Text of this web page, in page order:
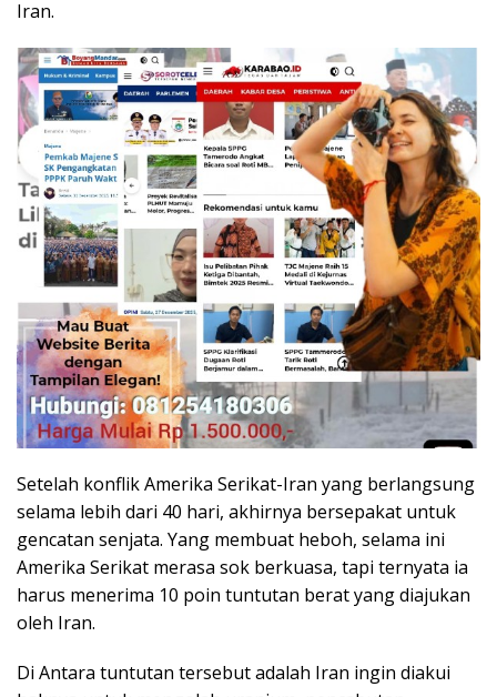
Iran.
Setelah konflik Amerika Serikat-Iran yang berlangsung
selama lebih dari 40 hari, akhirnya bersepakat untuk
gencatan senjata. Yang membuat heboh, selama ini
Amerika Serikat merasa sok berkuasa, tapi ternyata ia
harus menerima 10 poin tuntutan berat yang diajukan
oleh Iran.
Di Antara tuntutan tersebut adalah Iran ingin diakui